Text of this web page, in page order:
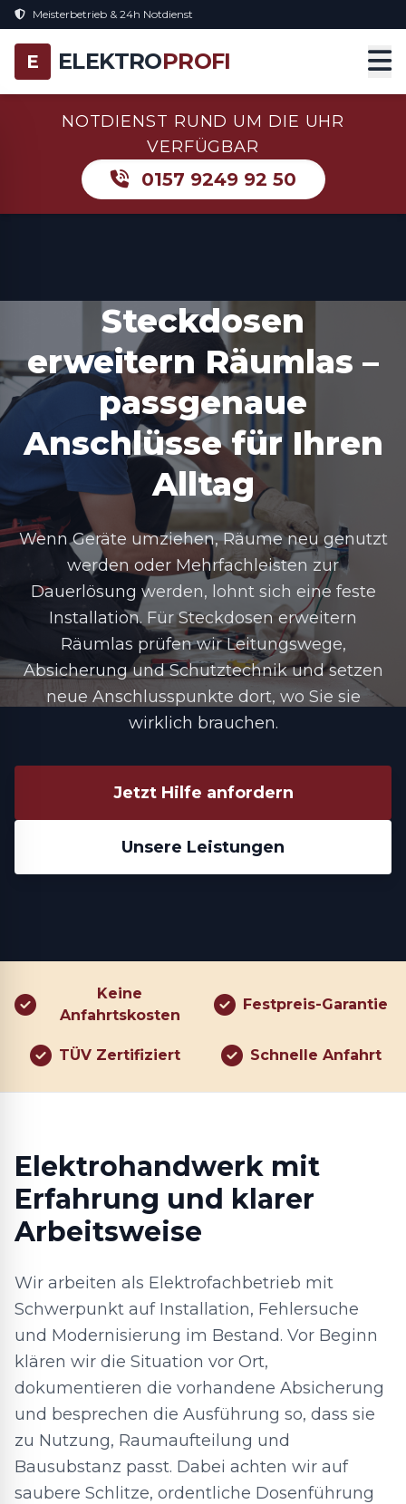
Meisterbetrieb & 24h Notdienst
E ELEKTROPROFI
NOTDIENST RUND UM DIE UHR
VERFÜGBAR
0157 9249 92 50
Steckdosen
erweitern Räumlas –
passgenaue
Anschlüsse für Ihren
Alltag
Wenn Geräte umziehen, Räume neu genutzt
werden oder Mehrfachleisten zur
Dauerlösung werden, lohnt sich eine feste
Installation. Für Steckdosen erweitern
Räumlas prüfen wir Leitungswege,
Absicherung und Schutztechnik und setzen
neue Anschlusspunkte dort, wo Sie sie
wirklich brauchen.
Jetzt Hilfe anfordern
Unsere Leistungen
Keine
Anfahrtskosten
Festpreis-Garantie
TÜV Zertifiziert Schnelle Anfahrt
Elektrohandwerk mit
Erfahrung und klarer
Arbeitsweise
Wir arbeiten als Elektrofachbetrieb mit
Schwerpunkt auf Installation, Fehlersuche
und Modernisierung im Bestand. Vor Beginn
klären wir die Situation vor Ort,
dokumentieren die vorhandene Absicherung
und besprechen die Ausführung so, dass sie
zu Nutzung, Raumaufteilung und
Bausubstanz passt. Dabei achten wir auf
saubere Schlitze, ordentliche Dosenführung